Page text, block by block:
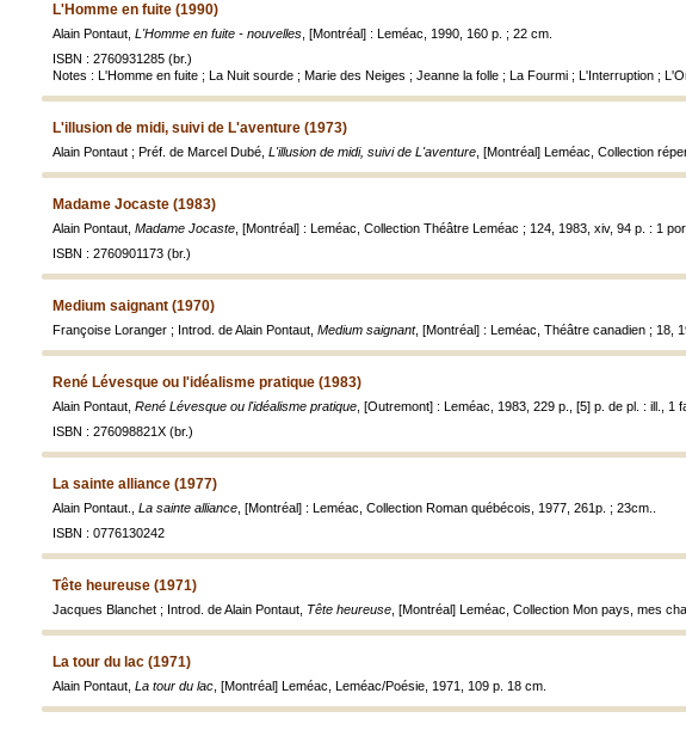
L'Homme en fuite (1990)
Alain Pontaut, L'Homme en fuite - nouvelles , [Montréal] : Leméac, 1990, 160 p. ; 22 cm.
ISBN : 2760931285 (br.)
Notes : L'Homme en fuite ; La Nuit sourde ; Marie des Neiges ; Jeanne la folle ; La Fourmi ; L'Interruption ;
L'illusion de midi, suivi de L'aventure (1973)
Alain Pontaut ; Préf. de Marcel Dubé, L'illusion de midi, suivi de L'aventure , [Montréal] Leméac, Collection
Madame Jocaste (1983)
Alain Pontaut, Madame Jocaste , [Montréal] : Leméac, Collection Théâtre Leméac ; 124, 1983, xiv, 94 p. : 1
ISBN : 2760901173 (br.)
Medium saignant (1970)
Françoise Loranger ; Introd. de Alain Pontaut, Medium saignant, [Montréal] : Leméac, Théâtre canadien ; 18,
René Lévesque ou l'idéalisme pratique (1983)
Alain Pontaut, René Lévesque ou l'idéalisme pratique , [Outremont] : Leméac, 1983, 229 p., [5] p. de pl. : ill., 1
ISBN : 276098821X (br.)
La sainte alliance (1977)
Alain Pontaut., La sainte alliance , [Montréal] : Leméac, Collection Roman québécois, 1977, 261p. ; 23cm..
ISBN : 0776130242
Tête heureuse (1971)
Jacques Blanchet ; Introd. de Alain Pontaut, Tête heureuse , [Montréal] Leméac, Collection Mon pays, mes
La tour du lac (1971)
Alain Pontaut, La tour du lac , [Montréal] Leméac, Leméac/Poésie, 1971, 109 p. 18 cm.